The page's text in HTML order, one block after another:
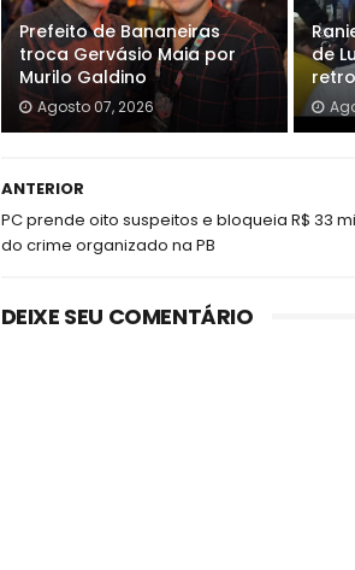
Prefeito de Bananeiras
troca Gervásio Maia por
Murilo Galdino
Agosto 07, 2026
de
ANTERIOR
PC prende oito suspeitos e bloqueia R$ 33
do crime organizado na PB
DEIXE SEU COMENTÁRIO